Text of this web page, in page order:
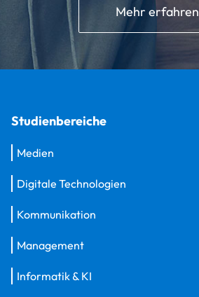
Mehr erfahren
Studienbereiche
Medien
Digitale Technologien
Kommunikation
Management
Informatik & KI